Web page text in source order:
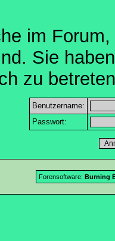
im
Sie
zu
Benutzername:
Passwort:
Forensoftware: Burning